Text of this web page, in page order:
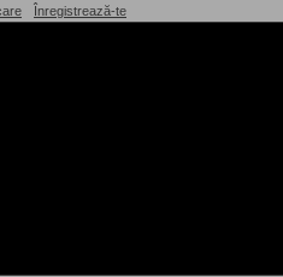
Înregistrează-te